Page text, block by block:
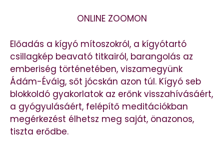
ONLINE ZOOMON
Előadás a kígyó mítoszokról, a kígyótartó
csillagkép beavató titkairól, barangolás az
emberiség történetében, viszamegyünk
Ádám-Éváig, sőt jócskán azon túl. Kígyó seb
blokkoldó gyakorlatok az erőnk visszahívásáért,
a gyógyulásáért, felépítő meditációkban
megérkezést élhetsz meg saját, önazonos,
tiszta erődbe.